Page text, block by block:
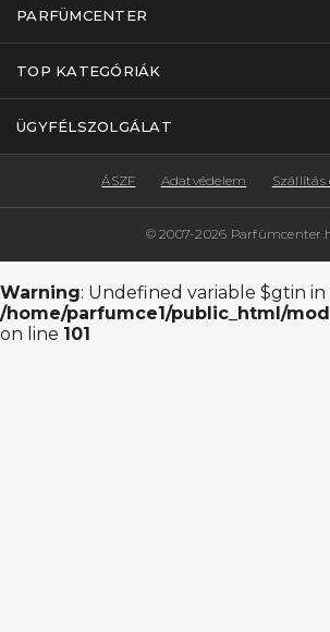
PARFÜMCENTER
TOP KATEGÓRIÁK
ÜGYFÉLSZOLGÁLAT
© 2007-2026
ÁSZF Adatvédelem Szállítás
Warning: Undefined variable $gtin in
/home/parfumce1/public_html/
on line 101